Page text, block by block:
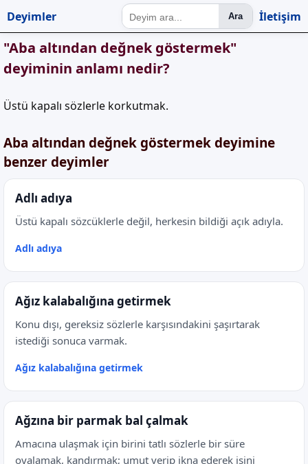
Deyimler Ara İletişim
"Aba altından değnek göstermek"
deyiminin anlamı nedir?
Üstü kapalı sözlerle korkutmak.
Aba altından değnek göstermek deyimine
benzer deyimler
Adlı adıya
Üstü kapalı sözcüklerle değil, herkesin bildiği açık adıyla.
Adlı adıya
Ağız kalabalığına getirmek
Konu dışı, gereksiz sözlerle karşısındakini şaşırtarak
istediği sonuca varmak.
Ağız kalabalığına getirmek
Ağzına bir parmak bal çalmak
Amacına ulaşmak için birini tatlı sözlerle bir süre
oyalamak, kandırmak; umut verip ikna ederek işini